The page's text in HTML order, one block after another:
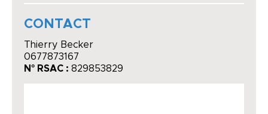
CONTACT
Thierry Becker
0677873167
N° RSAC : 829853829